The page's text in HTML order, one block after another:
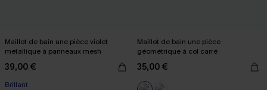
Maillot de bain une pièce violet
métallique à panneaux mesh
39,00 €
Brillant
Maillot de bain une pièce
géométrique à col carré
35,00 €